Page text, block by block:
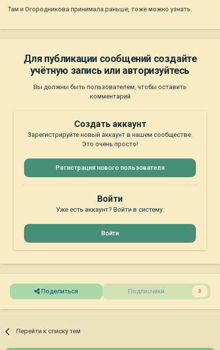
Там и Огородникова принимала раньше, тоже можно узнать.
Для публикации сообщений создайте
учётную запись или авторизуйтесь
Вы должны быть пользователем, чтобы оставить
комментарий
Создать аккаунт
Зарегистрируйте новый аккаунт в нашем сообществе.
Это очень просто!
Регистрация нового пользователя
Войти
Уже есть аккаунт? Войти в систему.
Войти
Поделиться Подписчики 0
Перейти к списку тем